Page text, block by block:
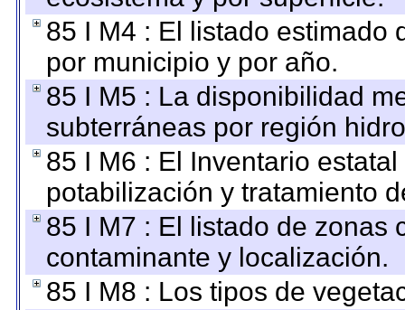
85 I M4 : El listado estimado
por municipio y por año.
85 I M5 : La disponibilidad
subterráneas por región
85 I M6 : El Inventario
potabilización y tratamiento
85 I M7 : El listado de zonas
contaminante y localización.
85 I M8 : Los tipos de